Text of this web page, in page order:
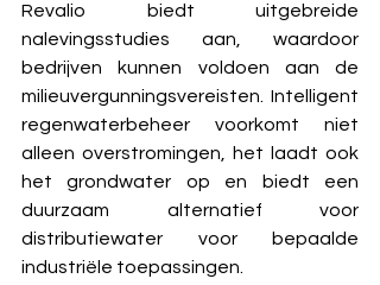
Revalio biedt uitgebreide
nalevingsstudies aan, waardoor
bedrijven kunnen voldoen aan de
milieuvergunningsvereisten. Intelligent
regenwaterbeheer voorkomt niet
alleen overstromingen, het laadt ook
het grondwater op en biedt een
duurzaam alternatief voor
distributiewater voor bepaalde
industriële toepassingen.